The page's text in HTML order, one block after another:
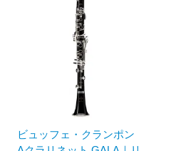
ビュッフェ・クランポン